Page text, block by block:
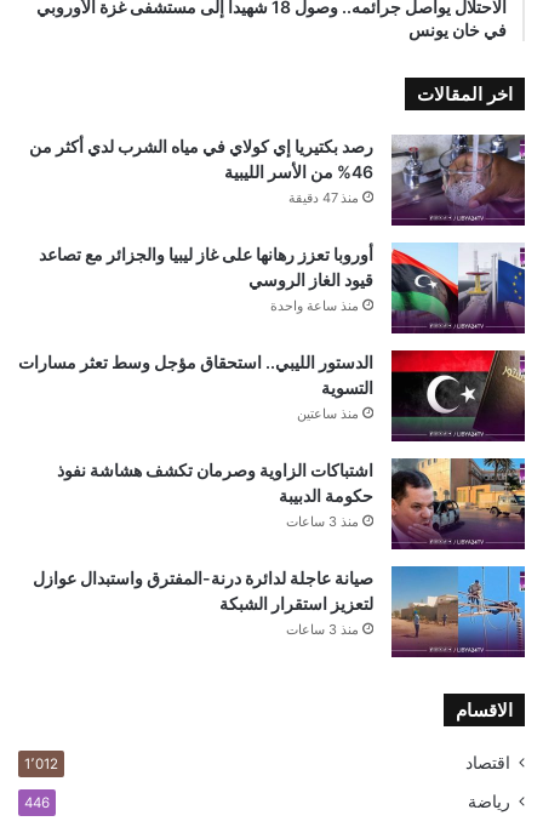
الاحتلال يواصل جرائمه.. وصول 18 شهيدا إلى مستشفى غزة الأوروبي
في خان يونس
اخر المقالات
رصد بكتيريا إي كولاي في مياه الشرب لدي أكثر من
46% من الأسر الليبية
منذ 47 دقيقة
أوروبا تعزز رهانها على غاز ليبيا والجزائر مع تصاعد
قيود الغاز الروسي
منذ ساعة واحدة
الدستور الليبي.. استحقاق مؤجل وسط تعثر مسارات
التسوية
منذ ساعتين
اشتباكات الزاوية وصرمان تكشف هشاشة نفوذ
حكومة الدبيبة
منذ 3 ساعات
صيانة عاجلة لدائرة درنة-المفترق واستبدال عوازل
لتعزيز استقرار الشبكة
منذ 3 ساعات
الاقسام
اقتصاد 1٬012
رياضة 446